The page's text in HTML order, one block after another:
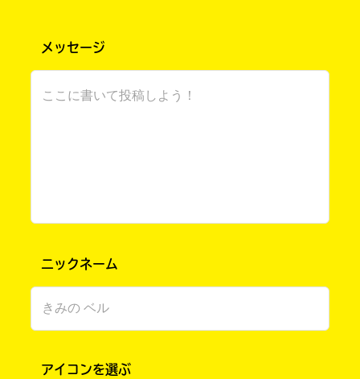
【カグへ】
友OK？
どっちかがチョコ作って、どっちかにあげた
りするの？本命！？
さくら@桜はまだ咲かない さん ／ 女性 ／ 中学1年
メッセージ
ニックネーム
アイコンを選ぶ